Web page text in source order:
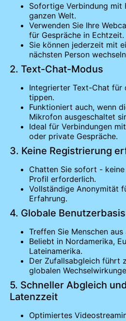
Sofortige Verbindung mit
ganzen Welt.
Verwenden Sie Ihre
für Gespräche in Echtzeit.
Sie können jederzeit mit
nächsten Person
2. Text-Chat-Modus
Integrierter Text-Chat für
tippen.
Funktioniert auch, wenn
Mikrofon ausgeschaltet
Ideal für Verbindungen
oder private Gespräche.
3. Keine Registrierung
Chatten Sie sofort -
Profil erforderlich.
Vollständige Anonymität
Erfahrung.
4. Globale Benutzerbasis
Treffen Sie Menschen
Beliebt in Nordamerika,
Lateinamerika.
Der Zufallsabgleich führt
globalen
5. Schneller Abgleich
Latenzzeit
Optimiertes